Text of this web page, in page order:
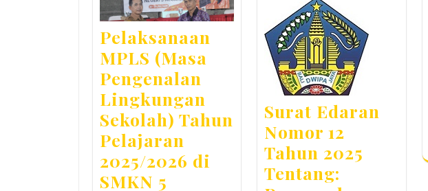
Pelaksanaan
MPLS (Masa
Pengenalan
Lingkungan
Sekolah) Tahun
Pelajaran
2025/2026 di
SMKN 5
Surat Edaran
Nomor 12
Tahun 2025
Tentang: